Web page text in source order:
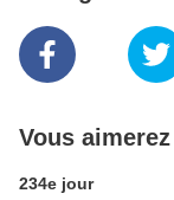
Vous
234e jour